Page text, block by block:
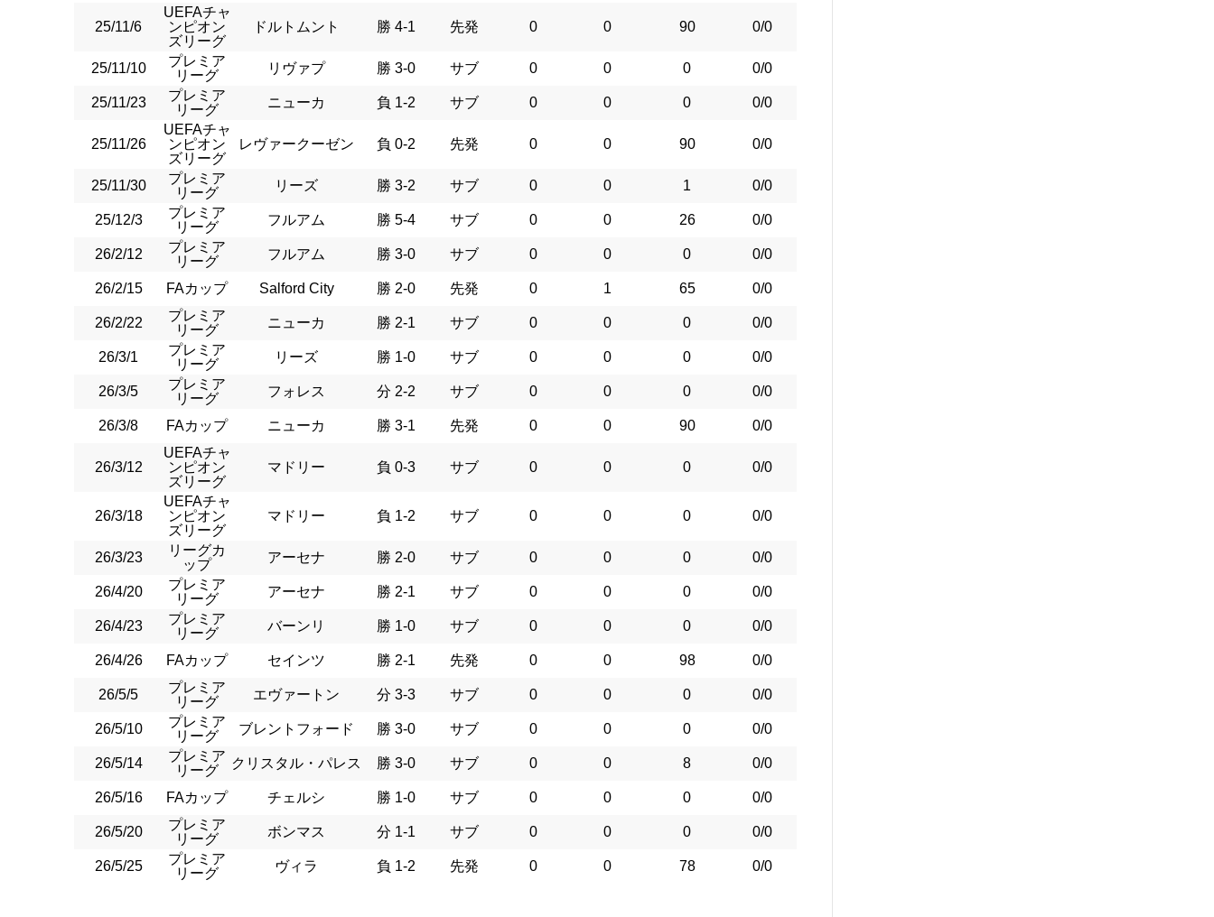
25/11/6
UEFAチャ
ンピオン
ズリーグ
ドルトムント 勝 4-1 先発 0 0 90 0/0
25/11/10
プレミア
リーグ
リヴァプ 勝 3-0 サブ 0 0 0 0/0
25/11/23
プレミア
リーグ
ニューカ 負 1-2 サブ 0 0 0 0/0
25/11/26
UEFAチャ
ンピオン
ズリーグ
レヴァークーゼン 負 0-2 先発 0 0 90 0/0
25/11/30
プレミア
リーグ
リーズ 勝 3-2 サブ 0 0 1 0/0
25/12/3
プレミア
リーグ
フルアム 勝 5-4 サブ 0 0 26 0/0
26/2/12
プレミア
リーグ
フルアム 勝 3-0 サブ 0 0 0 0/0
26/2/15 FAカップ Salford City 勝 2-0 先発 0 1 65 0/0
26/2/22
プレミア
リーグ
ニューカ 勝 2-1 サブ 0 0 0 0/0
26/3/1
プレミア
リーグ
リーズ 勝 1-0 サブ 0 0 0 0/0
26/3/5
プレミア
リーグ
フォレス 分 2-2 サブ 0 0 0 0/0
26/3/8 FAカップ ニューカ 勝 3-1 先発 0 0 90 0/0
26/3/12
UEFAチャ
ンピオン
ズリーグ
マドリー 負 0-3 サブ 0 0 0 0/0
26/3/18
UEFAチャ
ンピオン
ズリーグ
マドリー 負 1-2 サブ 0 0 0 0/0
26/3/23
リーグカ
ップ
アーセナ 勝 2-0 サブ 0 0 0 0/0
26/4/20
プレミア
リーグ
アーセナ 勝 2-1 サブ 0 0 0 0/0
26/4/23
プレミア
リーグ
バーンリ 勝 1-0 サブ 0 0 0 0/0
26/4/26 FAカップ セインツ 勝 2-1 先発 0 0 98 0/0
26/5/5
プレミア
リーグ
エヴァートン 分 3-3 サブ 0 0 0 0/0
26/5/10
プレミア
リーグ
ブレントフォード 勝 3-0 サブ 0 0 0 0/0
26/5/14
プレミア
リーグ
クリスタル・パレス 勝 3-0 サブ 0 0 8 0/0
26/5/16 FAカップ チェルシ 勝 1-0 サブ 0 0 0 0/0
26/5/20
プレミア
リーグ
ボンマス 分 1-1 サブ 0 0 0 0/0
26/5/25
プレミア
リーグ
ヴィラ 負 1-2 先発 0 0 78 0/0